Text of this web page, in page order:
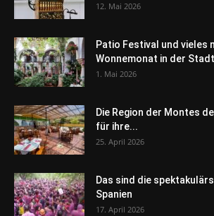
12. Mai 2026
Patio Festival und vieles
Wonnemonat in der
1. Mai 2026
Die Region der Montes
für ihre...
25. April 2026
Das sind die
Spanien
17. April 2026